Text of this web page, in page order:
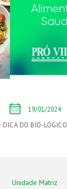
19/01/2024
DICA DO BIO-LÓGICO
Unidade Matriz